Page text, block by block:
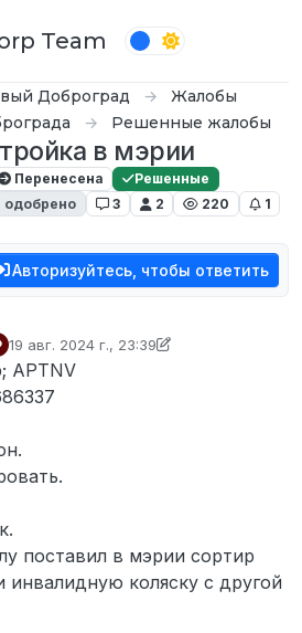
Team
Доброград
Жалобы
Решенные жалобы
в мэрии
Перенесена
Решенные
одобрено 3 2 220 1
Авторизуйтесь, чтобы ответить
19 авг. 2024 г., 23:39
отредактировано D0n Bar0n
APTNV
поставил в мэрии сортир
инвалидную коляску с другой